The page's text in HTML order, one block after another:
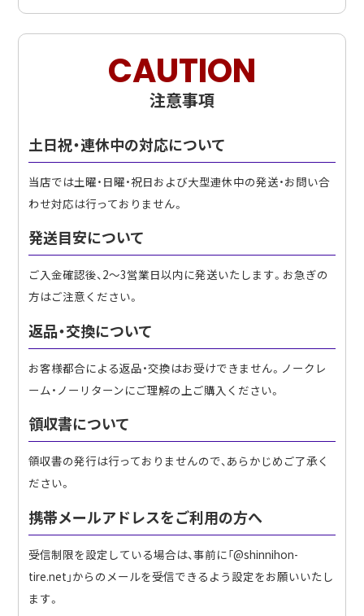
CAUTION
注意事項
土日祝・連休中の対応について
当店では土曜・日曜・祝日および大型連休中の発送・お問い合
わせ対応は行っておりません。
発送目安について
ご入金確認後、2〜3営業日以内に発送いたします。お急ぎの
方はご注意ください。
返品・交換について
お客様都合による返品・交換はお受けできません。ノークレ
ーム・ノーリターンにご理解の上ご購入ください。
領収書について
領収書の発行は行っておりませんので、あらかじめご了承く
ださい。
携帯メールアドレスをご利用の方へ
受信制限を設定している場合は、事前に「@shinnihon-
tire.net」からのメールを受信できるよう設定をお願いいたし
ます。